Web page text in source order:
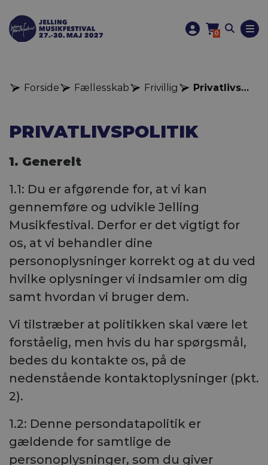
0
Privatlivspolitik hjælpere
Frivillig
Fællesskab
Forside
PRIVATLIVSPOLITIK
1. Generelt
1.1: Du er afgørende for, at vi kan
gennemføre og udvikle Jelling
Musikfestival. Derfor er det vigtigt for
os, at vi behandler dine
personoplysninger korrekt og at du ved
hvilke oplysninger vi indsamler om dig
samt hvordan vi bruger dem.
Vi tilstræber at politikken skal være let
forståelig, men hvis du har spørgsmål,
bedes du kontakte os, på de
nedenstående kontaktoplysninger (pkt.
2).
1.2: Denne persondatapolitik er
gældende for samtlige de
personoplysninger, som du giver